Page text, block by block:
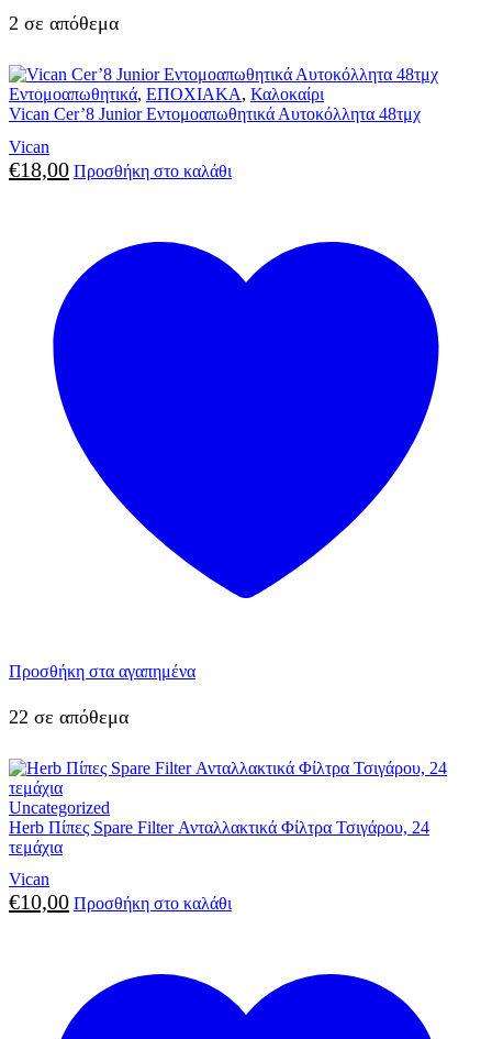
2 σε απόθεμα
Εντομοαπωθητικά, ΕΠΟΧΙΑΚΑ, Καλοκαίρι
Vican Cer’8 Junior Εντομοαπωθητικά Αυτοκόλλητα 48τμχ
Vican
€18,00 Προσθήκη στο καλάθι
Προσθήκη στα αγαπημένα
22 σε απόθεμα
Uncategorized
Herb Πίπες Spare Filter Ανταλλακτικά Φίλτρα Τσιγάρου, 24
τεμάχια
Vican
€10,00 Προσθήκη στο καλάθι